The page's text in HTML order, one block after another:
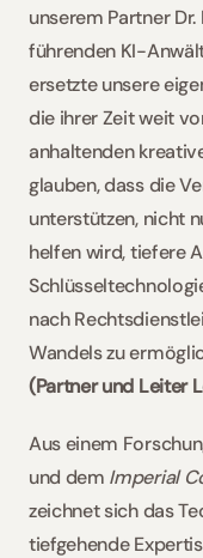
unserem Partner
führenden KI-
ersetzte unsere
die ihrer Zeit weit
anhaltenden
glauben, dass die
unterstützen, nicht
helfen wird, tiefere
nach
Wandels zu
(Partner und Leiter
Aus einem
und dem Imperial
zeichnet sich das
tiefgehende